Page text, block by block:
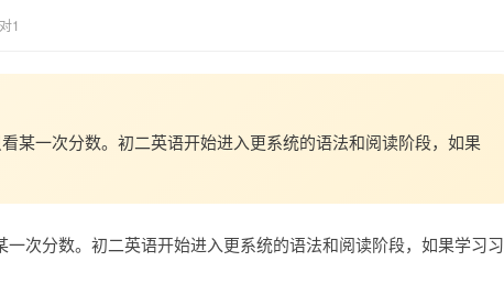
1
某一次分数。初二英语开始进入更系统的语法和阅读阶段，如果
次分数。初二英语开始进入更系统的语法和阅读阶段，如果学习习